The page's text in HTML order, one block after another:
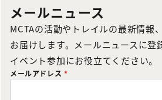
メールニュース
MCTAの活動やトレイルの最新情報
お届けします。メールニュースに登
イベント参加にお役立てください。
メールアドレス *